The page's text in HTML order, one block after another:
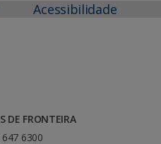
Acessibilidade
DE FRONTEIRA
6300